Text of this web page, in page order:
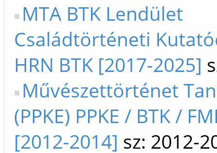
MTA BTK Lendület
Családtörténeti
HRN BTK [2017-2025]
Művészettörténet
(PPKE) PPKE / BTK /
[2012-2014] sz: 2012-